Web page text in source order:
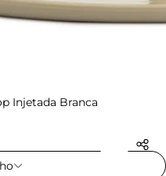
Injetada Branca